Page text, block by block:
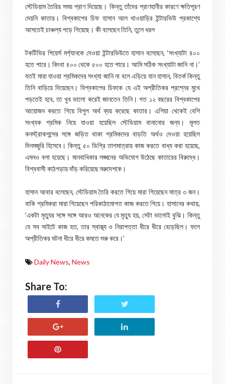
স্টেডিয়াম তৈরির সময় প্রাণ দিয়েছে। কিন্তু তাঁদের প্রাণহানীর কারণে ক্ষতিপূরণ
দেয়নি কাতার। বিশ্বকাপের চিফ হাসান আল থাওয়াড়ির ইন্টারভিউ প্রকাশ্যে
আসতেই চাঞ্চল্য পড়ে গিয়েছে। কী বলেছেন তিনি, তুলে ধরল
টকটিভির পিয়ের্স মর্গ্যানকে দেওয়া ইন্টারভিউতে হাসান বলেছেন, ‘সংখ্যাটা ৪০০
হতে পারে। কিংবা ৪০০ থেকে ৫০০ হতে পারে। আমি সঠিক সংখ্যাটা জানি না।’
যতই মারা যাওয়া শ্রমিকদের সংখ্যা জানি না বলে এড়িয়ে যান হাসান, বিতর্ক কিন্তু
তিনি বাড়িয়ে দিয়েছেন। বিশ্বকাপের চিফকে যে এই অপ্রীতিকর প্রশ্নের মুখে
পড়তেই হবে, তা খুব ভালো করেই জানতেন তিনি। গত ১২ বছরের বিশ্বকাপের
আয়োজন করতে গিয়ে বিপুল অর্থ ব্যয় করেছে কাতার। এশিয়া থেকেই বেশি
সংখ্যক শ্রমিক নিয়ে যাওয়া হয়েছিল স্টেডিয়াম বানানোর জন্য। মূলত
কনস্ট্রাকশন্সের সঙ্গে জড়িত থাকা শ্রমিকদের বাড়তি অর্থও দেওয়া হয়েছিল
দিনমজুরি হিসেবে। কিন্তু ৫০ ডিগ্রি তাপমাত্রায় কাজ করতে বাধ্য করা হয়েছে,
এমনও বলা হয়েছে। মানবাধিকার লঙ্ঘনের অভিযোগ উঠেছে কাতারের বিরুদ্ধে।
বিশ্ববাসী কাঠগড়ায় দাঁড় করিয়েছে মরুদেশকে।
হাসান আবার বলেছেন, স্টেডিয়াম তৈরি করতে গিয়ে মারা গিয়েছেন মাত্র ৩ জন।
বাকি শ্রমিকরা মারা গিয়েছেন পরিকাঠামোগত কাজ করতে গিয়ে। হাসানের কথায়,
‘একটা মৃত্যুর সঙ্গে সঙ্গে আরও অনেকের যে মৃত্যু হয়, সেটা ভালোই বুঝি। কিন্তু
যে সব সাইটে কাজ হত, তার স্বাস্থ্য ও নিরাপত্তা ধীরে ধীরে বেড়েছিল। ফলে
অপ্রীতিকর ঘটনা ধীরে ধীরে কমতে শুরু করে।’
Daily News, News
Share To: